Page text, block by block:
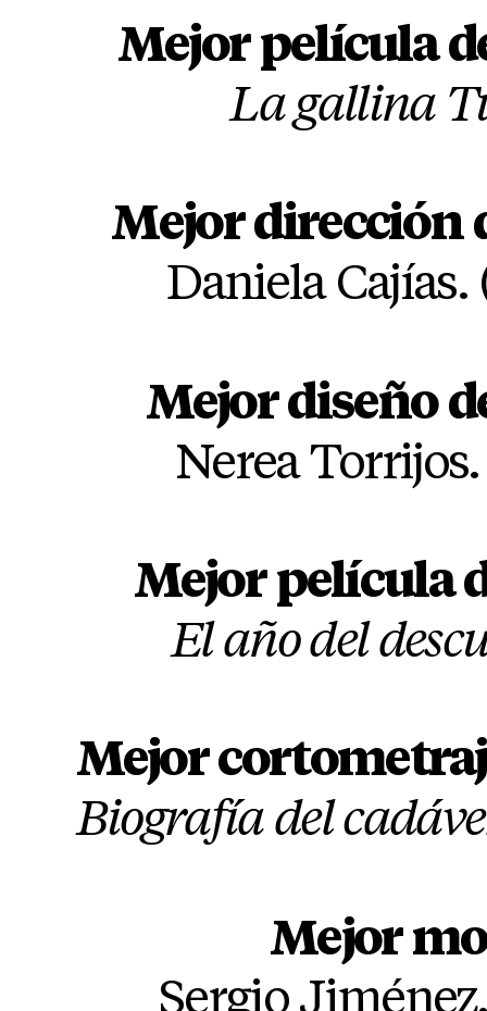
Mejor película
La gallina
Mejor dirección
Daniela Cajías.
Mejor diseño
Nerea
Mejor película
El año del
Mejor
Biografía del
Mejor
Sergio